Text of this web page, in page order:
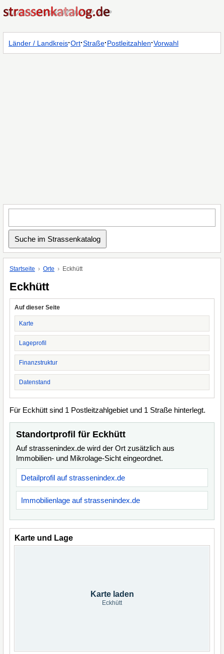
Länder / Landkreis·Ort·Straße·Postleitzahlen·Vorwahl
Startseite Orte Eckhütt
Eckhütt
Auf dieser Seite
Karte
Lageprofil
Finanzstruktur
Datenstand
Für Eckhütt sind 1 Postleitzahlgebiet und 1 Straße hinterlegt.
Standortprofil für Eckhütt
Auf strassenindex.de wird der Ort zusätzlich aus
Immobilien- und Mikrolage-Sicht eingeordnet.
Detailprofil auf strassenindex.de
Immobilienlage auf strassenindex.de
Karte und Lage
Karte laden
Eckhütt